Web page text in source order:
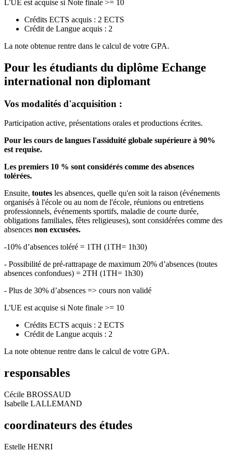
L'UE est acquise si Note finale >= 10
Crédits ECTS acquis : 2 ECTS
Crédit de Langue acquis : 2
La note obtenue rentre dans le calcul de votre GPA.
Pour les étudiants du diplôme Echange
international non diplomant
Vos modalités d'acquisition :
Participation active, présentations orales et productions écrites.
Pour les cours de langues l'assiduité globale supérieure à 90%
est requise.
Les premiers 10 % sont considérés comme des absences
tolérées.
Ensuite, toutes les absences, quelle qu'en soit la raison (événements
organisés à l'école ou au nom de l'école, réunions ou entretiens
professionnels, événements sportifs, maladie de courte durée,
obligations familiales, fêtes religieuses), sont considérées comme des
absences non excusées.
-10% d’absences toléré = 1TH (1TH= 1h30)
- Possibilité de pré-rattrapage de maximum 20% d’absences (toutes
absences confondues) = 2TH (1TH= 1h30)
- Plus de 30% d’absences => cours non validé
L'UE est acquise si Note finale >= 10
Crédits ECTS acquis : 2 ECTS
Crédit de Langue acquis : 2
La note obtenue rentre dans le calcul de votre GPA.
responsables
Cécile BROSSAUD
Isabelle LALLEMAND
coordinateurs des études
Estelle HENRI